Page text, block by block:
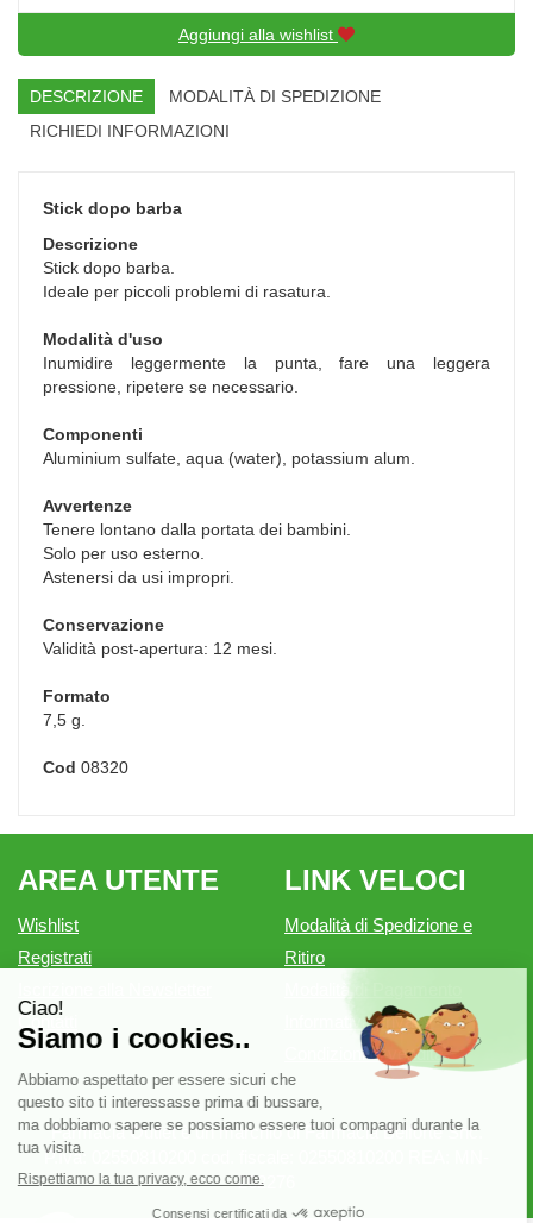
Aggiungi alla wishlist
DESCRIZIONE
MODALITÀ DI SPEDIZIONE
RICHIEDI INFORMAZIONI
Stick dopo barba
Descrizione
Stick dopo barba.
Ideale per piccoli problemi di rasatura.
Modalità d'uso
Inumidire leggermente la punta, fare una leggera
pressione, ripetere se necessario.
Componenti
Aluminium sulfate, aqua (water), potassium alum.
Avvertenze
Tenere lontano dalla portata dei bambini.
Solo per uso esterno.
Astenersi da usi impropri.
Conservazione
Validità post-apertura: 12 mesi.
Formato
7,5 g.
Cod 08320
AREA UTENTE
Wishlist
Registrati
Contatti
LINK VELOCI
Modalità di Spedizione e
Ritiro
Informativa privacy
Condizioni di vendita
Farmacia Outlet è un marchio di Farmacia Belforte Snc.
P.Iva: 02550810200 cod. fiscale: 02550810200 REA: MN-
262276